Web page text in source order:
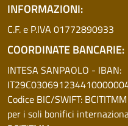
INFORMAZIONI:
C.F. e P.IVA 01772890933
COORDINATE BANCARIE:
INTESA SANPAOLO - IBAN:
Codice BIC/SWIFT: BCITITMM
per i soli bonifici